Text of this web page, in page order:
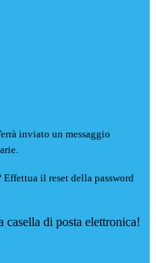
inviato un messaggio
Effettua il reset della password
di posta elettronica!